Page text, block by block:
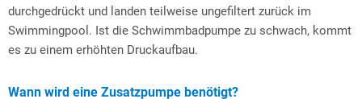
durchgedrückt und landen teilweise ungefiltert zurück im
Swimmingpool. Ist die Schwimmbadpumpe zu schwach, kommt
es zu einem erhöhten Druckaufbau.
Wann wird eine Zusatzpumpe benötigt?